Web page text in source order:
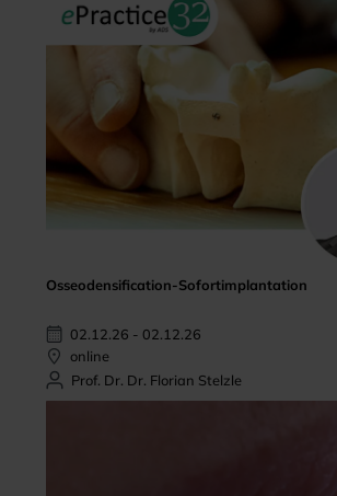
Osseodensification-Sofortimplantation
02.12.26 - 02.12.26
online
Prof. Dr. Dr. Florian Stelzle